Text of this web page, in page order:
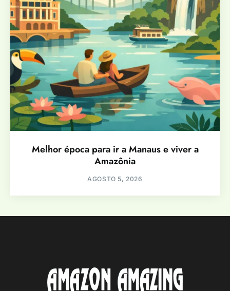
Melhor época para ir a Manaus e viver a
Amazônia
AGOSTO 5, 2026